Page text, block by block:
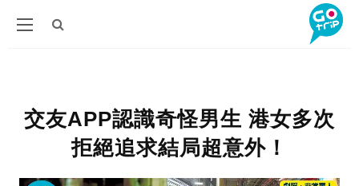
交友APP認識奇怪男生 港女多次
拒絕追求結局超意外！